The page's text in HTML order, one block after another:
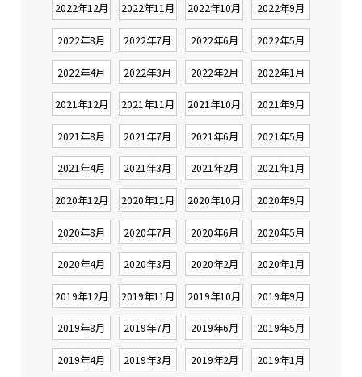
2022年12月 2022年11月 2022年10月 2022年9月
2022年8月 2022年7月 2022年6月 2022年5月
2022年4月 2022年3月 2022年2月 2022年1月
2021年12月 2021年11月 2021年10月 2021年9月
2021年8月 2021年7月 2021年6月 2021年5月
2021年4月 2021年3月 2021年2月 2021年1月
2020年12月 2020年11月 2020年10月 2020年9月
2020年8月 2020年7月 2020年6月 2020年5月
2020年4月 2020年3月 2020年2月 2020年1月
2019年12月 2019年11月 2019年10月 2019年9月
2019年8月 2019年7月 2019年6月 2019年5月
2019年4月 2019年3月 2019年2月 2019年1月